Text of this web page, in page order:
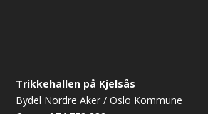
Trikkehallen på Kjelsås
Bydel Nordre Aker / Oslo Kommune